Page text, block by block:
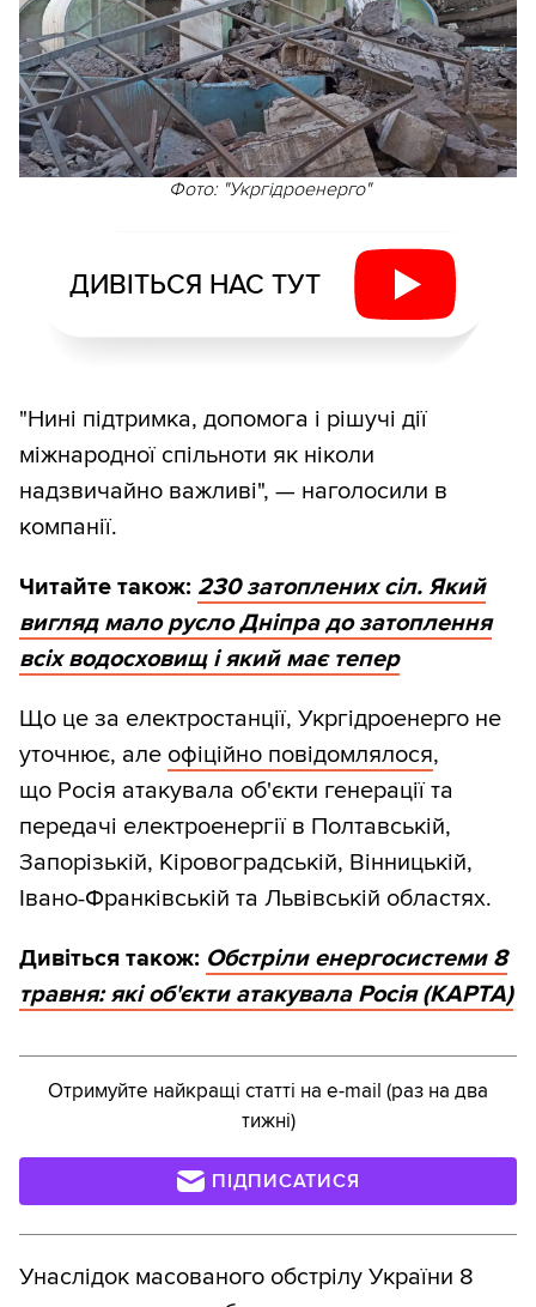
Фото: "Укргідроенерго"
ДИВІТЬСЯ НАС ТУТ
"Нині підтримка, допомога і рішучі дії
міжнародної спільноти як ніколи
надзвичайно важливі", — наголосили в
компанії.
Читайте також: 230 затоплених сіл. Який
вигляд мало русло Дніпра до затоплення
всіх водосховищ і який має тепер
Що це за електростанції, Укргідроенерго не
уточнює, але офіційно повідомлялося,
що Росія атакувала об'єкти генерації та
передачі електроенергії в Полтавській,
Запорізькій, Кіровоградській, Вінницькій,
Івано-Франківській та Львівській областях.
Дивіться також: Обстріли енергосистеми 8
травня: які об'єкти атакувала Росія (КАРТА)
Отримуйте найкращі статті на e-mail (раз на два
тижні)
ПІДПИСАТИСЯ
Унаслідок масованого обстрілу України 8